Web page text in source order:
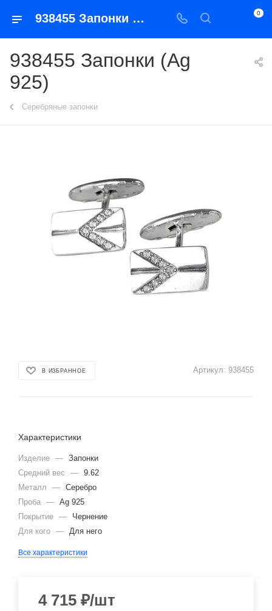
938455 Запонки (Ag 925) 0
938455 Запонки (Ag
925)
Серебряные запонки
В ИЗБРАННОЕ Артикул: 938455
Характеристики
Изделие — Запонки
Средний вес
— 9.62
Металл
— Серебро
Проба — Ag 925
Покрытие —
Чернение
Для кого — Для него
Все характеристики
4 715 ₽/шт